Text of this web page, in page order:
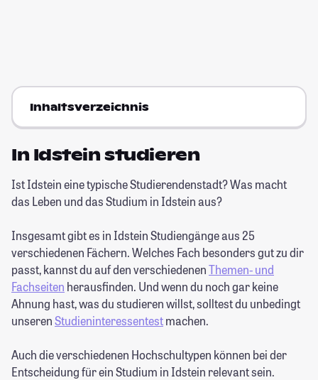
Inhaltsverzeichnis
In Idstein studieren
Ist Idstein eine typische Studierendenstadt? Was macht
das Leben und das Studium in Idstein aus?
Insgesamt gibt es in Idstein Studiengänge aus 25
verschiedenen Fächern. Welches Fach besonders gut zu dir
passt, kannst du auf den verschiedenenThemen- und
Fachseiten herausfinden. Und wenn du noch gar keine
Ahnung hast, was du studieren willst, solltest du unbedingt
unserenStudieninteressentestmachen.
Auch die verschiedenen Hochschultypen können bei der
Entscheidung für ein Studium in Idstein relevant sein.